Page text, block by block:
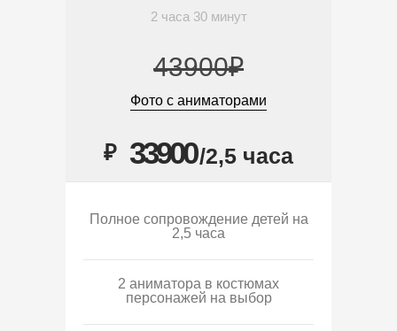
2 часа 30 минут
43900₽
Фото с аниматорами
₽ 33900/2,5 часа
Полное сопровождение детей на
2,5 часа
2 аниматора в костюмах
персонажей на выбор